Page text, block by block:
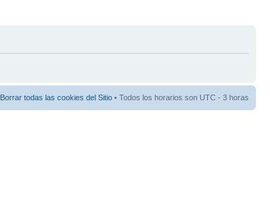
Borrar todas las cookies del Sitio • Todos los horarios son UTC - 3 horas